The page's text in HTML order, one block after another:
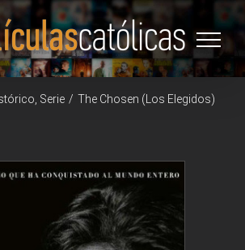
Serie / The Chosen (Los Elegidos)